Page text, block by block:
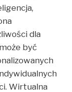
dla
być
Wirtualna